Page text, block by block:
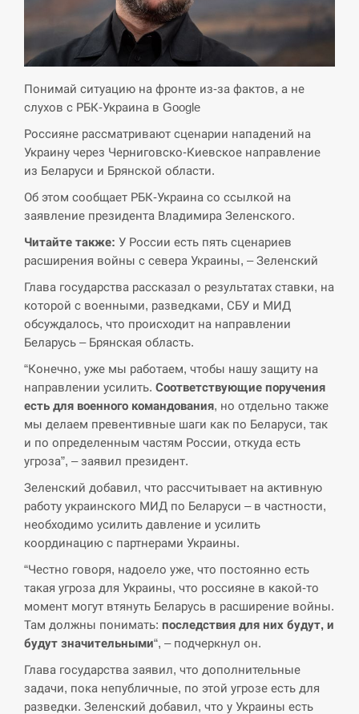
СЕРПЕНЬ
Экс-послу в США Стефанишиной вручили новое
СЕРПЕНЬ
У Росії розгортається ракетний підрозділ КНДР –
Reuters
Поставки ракет для ПВО сократились втрое,
хотя у партнеров они…
СЕРПЕНЬ
14:10
У Румунії затоплять чотири баржі для
збільшення потоку води до…
СЕРПЕНЬ
В Москве пожаловались на “кратный рост” атак
дронов Украины
СЕРПЕНЬ
13:40
виявили дрон, ймовірно, з…
СЕРПЕНЬ
13:23
“Они должны быть уничтожены”: в МИДе
ответили, как отреагируют на…
СЕРПЕНЬ
13:10
Тайвань проводить найбільші військові
Понимай ситуацию на фронте из-за фактов, а не
слухов с РБК-Украина в Google
Россияне рассматривают сценарии нападений на
Украину через Черниговско-Киевское направление
из Беларуси и Брянской области.
Об этом сообщает РБК-Украина со ссылкой на
заявление президента Владимира Зеленского.
Читайте также: У России есть пять сценариев
расширения войны с севера Украины, – Зеленский
Глава государства рассказал о результатах ставки, на
которой с военными, разведками, СБУ и МИД
обсуждалось, что происходит на направлении
Беларусь – Брянская область.
“Конечно, уже мы работаем, чтобы нашу защиту на
направлении усилить. Соответствующие поручения
есть для военного командования, но отдельно также
мы делаем превентивные шаги как по Беларуси, так
и по определенным частям России, откуда есть
угроза”, – заявил президент.
Зеленский добавил, что рассчитывает на активную
работу украинского МИД по Беларуси – в частности,
необходимо усилить давление и усилить
координацию с партнерами Украины.
“Честно говоря, надоело уже, что постоянно есть
такая угроза для Украины, что россияне в какой-то
момент могут втянуть Беларусь в расширение войны.
Там должны понимать: последствия для них будут, и
будут значительными“, – подчеркнул он.
Глава государства заявил, что дополнительные
задачи, пока непубличные, по этой угрозе есть для
разведки. Зеленский добавил, что у Украины есть